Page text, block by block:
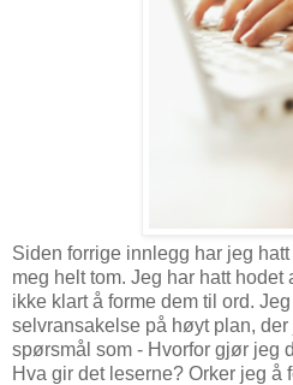
Siden forrige innlegg har jeg
meg helt tom. Jeg har hatt hodet
ikke klart å forme dem til ord.
selvransakelse på høyt plan,
spørsmål som - Hvorfor gjør jeg
Hva gir det leserne? Orker jeg å